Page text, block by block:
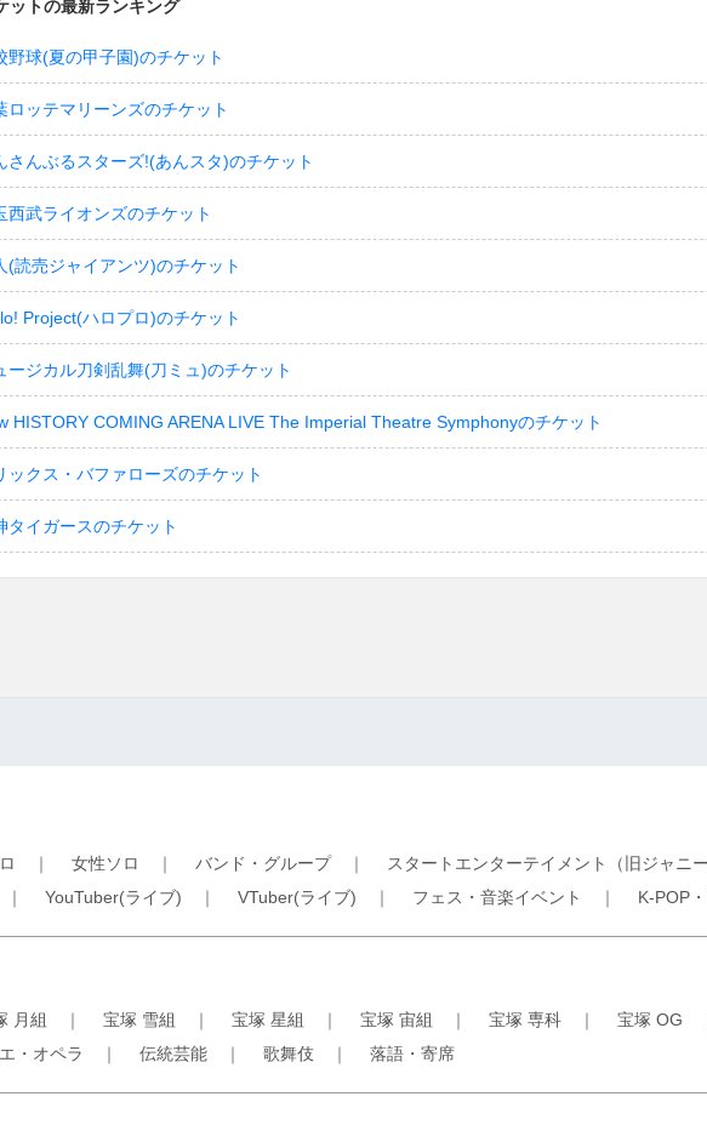
ットの最新ランキング
野球(夏の甲子園)のチケット
ロッテマリーンズのチケット
さんぶるスターズ!(あんスタ)のチケット
西武ライオンズのチケット
(読売ジャイアンツ)のチケット
Project(ハロプロ)のチケット
ージカル刀剣乱舞(刀ミュ)のチケット
HISTORY COMING ARENA LIVE The Imperial Theatre Symphonyのチケット
ックス・バファローズのチケット
タイガースのチケット
｜ 女性ソロ ｜ バンド・グループ｜ スタートエンターテイメント（旧ジャニー
｜ YouTuber(ライブ) ｜ VTuber(ライブ) ｜ フェス・音楽イベント ｜ K-POP
月組 ｜ 宝塚 雪組 ｜ 宝塚 星組 ｜ 宝塚 宙組 ｜ 宝塚 専科 ｜ 宝塚 OG
・オペラ ｜ 伝統芸能 ｜ 歌舞伎 ｜ 落語・寄席